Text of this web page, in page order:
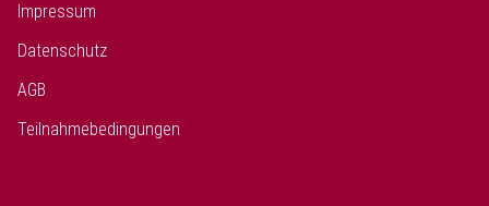
Impressum
Datenschutz
AGB
Teilnahmebedingungen